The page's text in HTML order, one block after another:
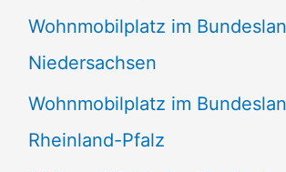
Wohnmobilplatz im
Niedersachsen
Wohnmobilplatz im
Rheinland-Pfalz